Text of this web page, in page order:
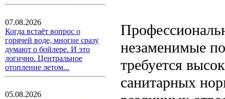
07.08.2026
Когда встаёт вопрос о
горячей воде, многие сразу
думают о бойлере. И это
логично. Центральное
отопление летом...
05.08.2026
незаменимые
требуется
санитарных